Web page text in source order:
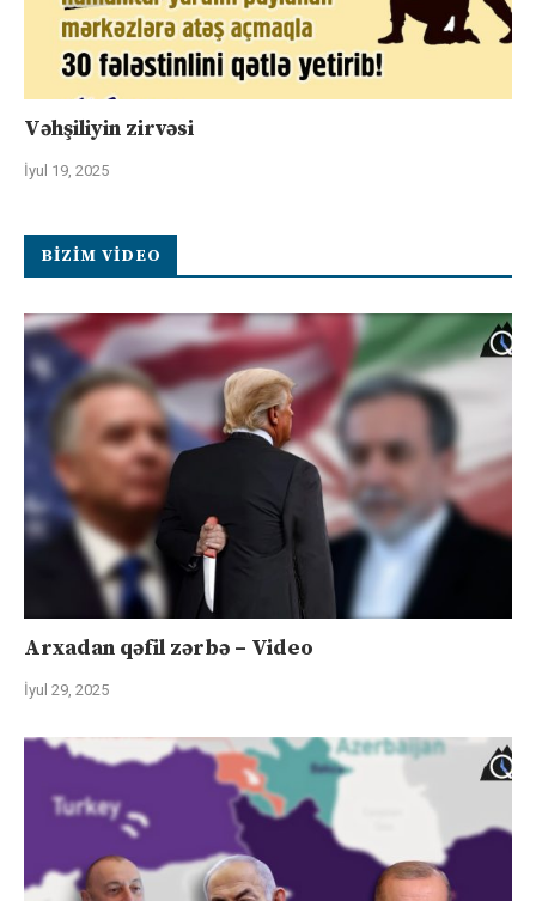
Vəhşiliyin zirvəsi
İyul 19, 2025
BIZIM VIDEO
Arxadan qəfil zərbə – Video
İyul 29, 2025